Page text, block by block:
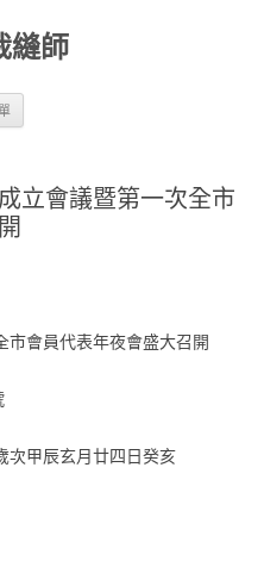
縫師
立會議暨第一次全市
市會員代表年夜會盛大召開
次甲辰玄月廿四日癸亥